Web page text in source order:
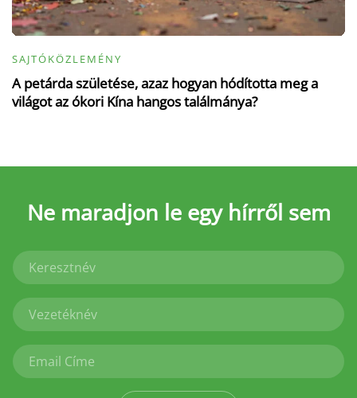
SAJTÓKÖZLEMÉNY
A petárda születése, azaz hogyan hódította meg a
világot az ókori Kína hangos találmánya?
Ne maradjon le egy hírről sem